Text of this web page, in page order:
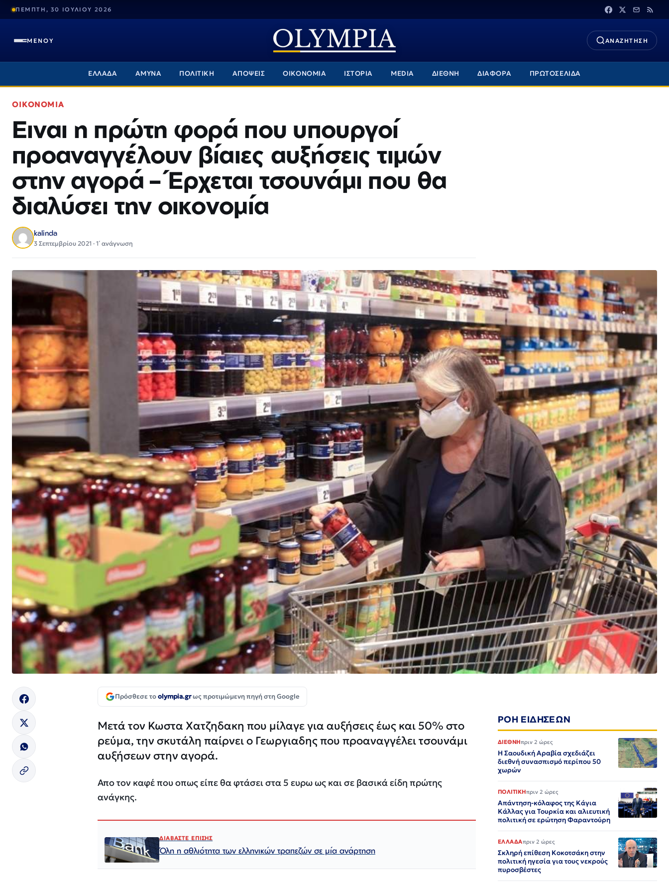
ΠΕΜΠΤΗ, 30 ΙΟΥΛΙΟΥ 2026
ΜΕΝΟΥ ΑΝΑΖΗΤΗΣΗ
ΕΛΛΑΔΑ ΑΜΥΝΑ ΠΟΛΙΤΙΚΗ ΑΠΟΨΕΙΣ ΟΙΚΟΝΟΜΙΑ ΙΣΤΟΡΙΑ MEDIA ΔΙΕΘΝΗ ΔΙΑΦΟΡΑ ΠΡΩΤΟΣΕΛΙΔΑ
ΟΙΚΟΝΟΜΙΑ
Ειναι η πρώτη φορά που υπουργοί
προαναγγέλουν βίαιες αυξήσεις τιμών
στην αγορά – Έρχεται τσουνάμι που θα
διαλύσει την οικονομία
kalinda
3 Σεπτεμβρίου 2021 · 1΄ ανάγνωση
Πρόσθεσε τοolympia.grως προτιμώμενη πηγή στη Google
Μετά τον Κωστα Χατζηδακη που μίλαγε για αυξήσεις έως και 50% στο
ρεύμα, την σκυτάλη παίρνει ο Γεωργιαδης που προαναγγέλει τσουνάμι
αυξήσεων στην αγορά.
Απο τον καφέ που οπως είπε θα φτάσει στα 5 ευρω ως και σε βασικά είδη πρώτης
ανάγκης.
ΔΙΑΒΑΣΤΕ ΕΠΙΣΗΣ
Όλη η αθλιότητα των ελληνικών τραπεζών σε μία ανάρτηση
ΡΟΗ ΕΙΔΗΣΕΩΝ
ΔΙΕΘΝΗπριν 2 ώρες
Η Σαουδική Αραβία σχεδιάζει
διεθνή συνασπισμό περίπου 50
χωρών
ΠΟΛΙΤΙΚΗπριν 2 ώρες
Απάντηση-κόλαφος της Κάγια
Κάλλας για Τουρκία και αλιευτική
πολιτική σε ερώτηση Φαραντούρη
ΕΛΛΑΔΑπριν 2 ώρες
Σκληρή επίθεση Κοκοτσάκη στην
πολιτική ηγεσία για τους νεκρούς
πυροσβέστες